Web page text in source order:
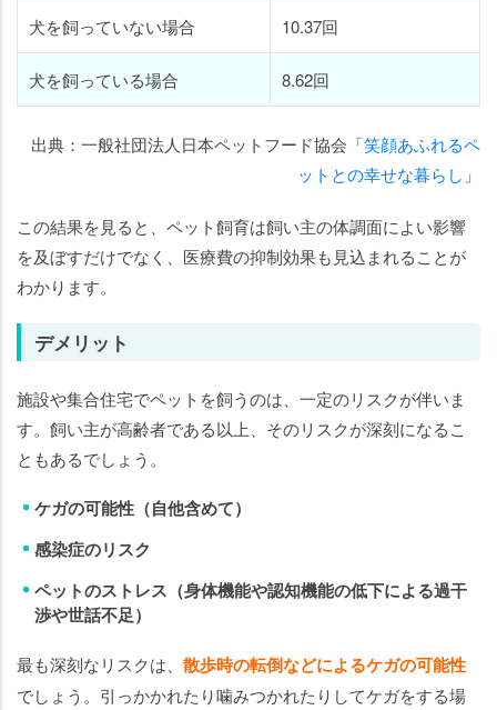
犬を飼っていない場合 10.37回
犬を飼っている場合 8.62回
出典：一般社団法人日本ペットフード協会「笑顔あふれるペ
ットとの幸せな暮らし 」
この結果を見ると、ペット飼育は飼い主の体調面によい影響
を及ぼすだけでなく、医療費の抑制効果も見込まれることが
わかります。
デメリット
施設や集合住宅でペットを飼うのは、一定のリスクが伴いま
す。飼い主が高齢者である以上、そのリスクが深刻になるこ
ともあるでしょう。
ケガの可能性（自他含めて）
感染症のリスク
ペットのストレス（身体機能や認知機能の低下による過干
渉や世話不足）
最も深刻なリスクは、 散歩時の転倒などによるケガの可能性
でしょう。引っかかれたり噛みつかれたりしてケガをする場